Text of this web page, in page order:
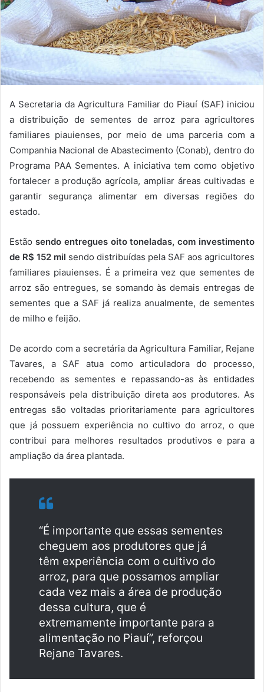
A Secretaria da Agricultura Familiar do Piauí (SAF) iniciou
a distribuição de sementes de arroz para agricultores
familiares piauienses, por meio de uma parceria com a
Companhia Nacional de Abastecimento (Conab), dentro do
Programa PAA Sementes. A iniciativa tem como objetivo
fortalecer a produção agrícola, ampliar áreas cultivadas e
garantir segurança alimentar em diversas regiões do
estado.
Estão sendo entregues oito toneladas, com investimento
de R$ 152 mil sendo distribuídas pela SAF aos agricultores
familiares piauienses. É a primeira vez que sementes de
arroz são entregues, se somando às demais entregas de
sementes que a SAF já realiza anualmente, de sementes
de milho e feijão.
De acordo com a secretária da Agricultura Familiar, Rejane
Tavares, a SAF atua como articuladora do processo,
recebendo as sementes e repassando-as às entidades
responsáveis pela distribuição direta aos produtores. As
entregas são voltadas prioritariamente para agricultores
que já possuem experiência no cultivo do arroz, o que
contribui para melhores resultados produtivos e para a
ampliação da área plantada.
“É importante que essas sementes
cheguem aos produtores que já
têm experiência com o cultivo do
arroz, para que possamos ampliar
cada vez mais a área de produção
dessa cultura, que é
extremamente importante para a
alimentação no Piauí”, reforçou
Rejane Tavares.